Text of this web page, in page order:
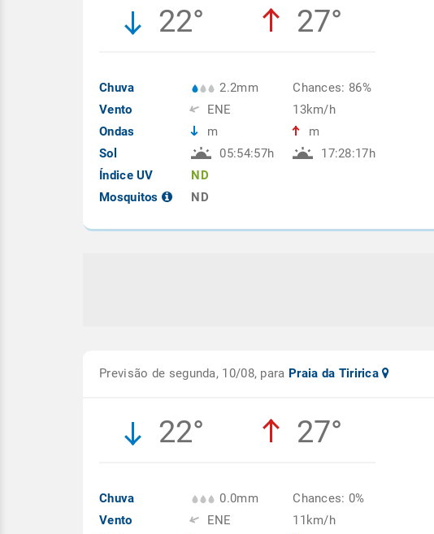
22° 27°
Chuva
Vento
Ondas
Sol
Índice UV
Mosquitos
2.2mm
ENE
m
05:54:57h
ND
ND
Chances: 86%
13km/h
m
17:28:17h
Previsão de segunda, 10/08, para Praia da Tiririca
22° 27°
Chuva
Vento
0.0mm
ENE
Chances: 0%
11km/h